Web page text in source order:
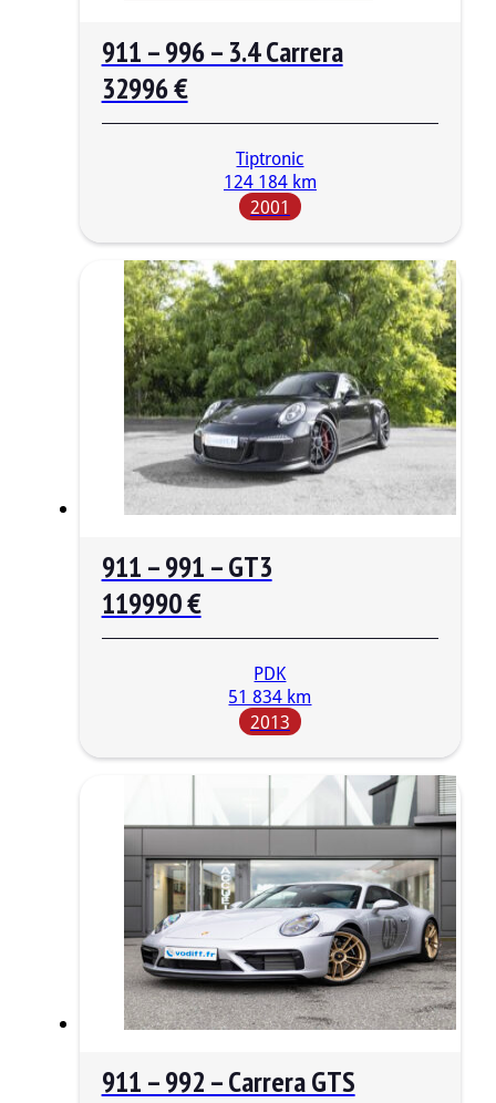
911 – 996 – 3.4 Carrera
32996 €
2001
124 184 km
Tiptronic
911 – 991 – GT3
119990 €
2013
51 834 km
PDK
911 – 992 – Carrera GTS